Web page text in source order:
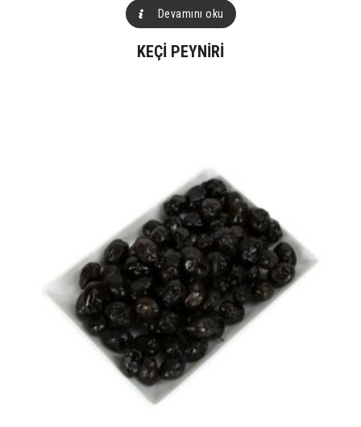
Devamını oku
KEÇI PEYNIRI